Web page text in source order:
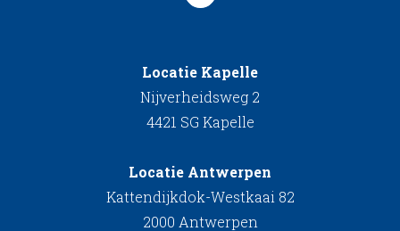
Locatie Kapelle
Nijverheidsweg 2
4421 SG Kapelle
Locatie Antwerpen
Kattendijkdok-Westkaai 82
2000 Antwerpen